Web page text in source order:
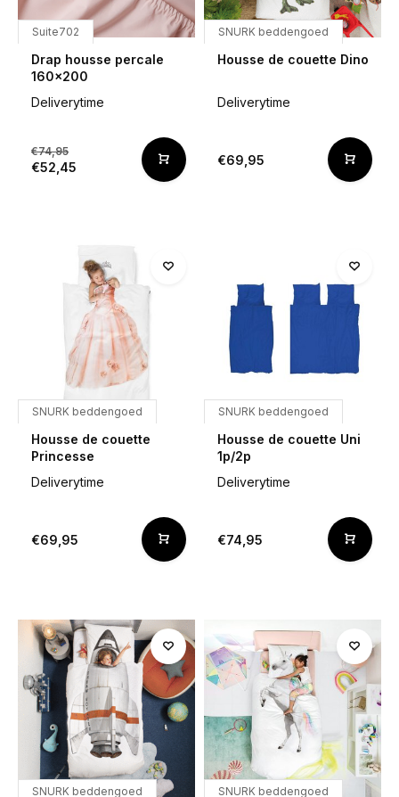
Suite702
Drap housse percale
160x200
Deliverytime
€74,95
€52,45
SNURK beddengoed
Housse de couette Dino
Deliverytime
€69,95
SNURK beddengoed
Housse de couette
Princesse
Deliverytime
€69,95
SNURK beddengoed
Housse de couette Uni
1p/2p
Deliverytime
€74,95
SNURK beddengoed SNURK beddengoed